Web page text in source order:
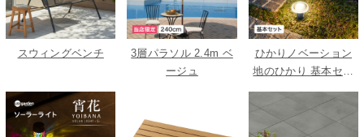
スウィングベンチ
3層パラソル 2.4m ベ
ージュ
ひかりノベーション
地のひかり 基本セッ